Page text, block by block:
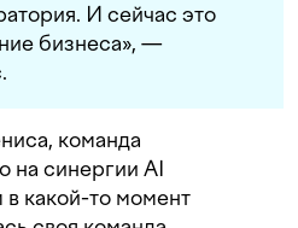
И сейчас это
бизнеса», —
команда
на синергии AI
в какой-то момент